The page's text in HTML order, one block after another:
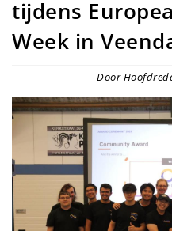
tijdens
Week in
Door